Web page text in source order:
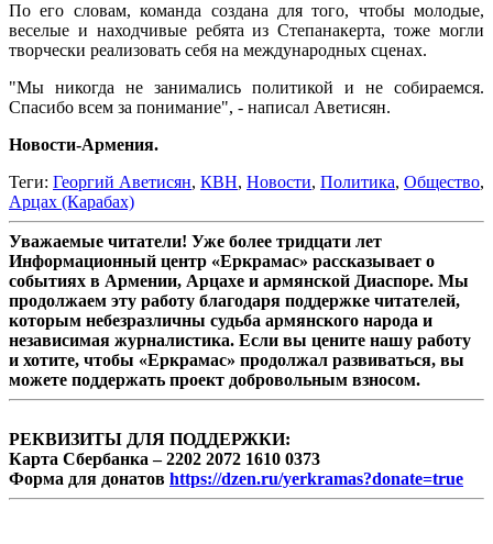
По его словам, команда создана для того, чтобы молодые,
веселые и находчивые ребята из Степанакерта, тоже могли
творчески реализовать себя на международных сценах.
"Мы никогда не занимались политикой и не собираемся.
Спасибо всем за понимание", - написал Аветисян.
Новости-Армения.
Теги: Георгий Аветисян, КВН, Новости, Политика, Общество,
Арцах (Карабах)
Уважаемые читатели! Уже более тридцати лет
Информационный центр «Еркрамас» рассказывает о
событиях в Армении, Арцахе и армянской Диаспоре. Мы
продолжаем эту работу благодаря поддержке читателей,
которым небезразличны судьба армянского народа и
независимая журналистика. Если вы цените нашу работу
и хотите, чтобы «Еркрамас» продолжал развиваться, вы
можете поддержать проект добровольным взносом.
РЕКВИЗИТЫ ДЛЯ ПОДДЕРЖКИ:
Карта Сбербанка – 2202 2072 1610 0373
Форма для донатов https://dzen.ru/yerkramas?donate=true